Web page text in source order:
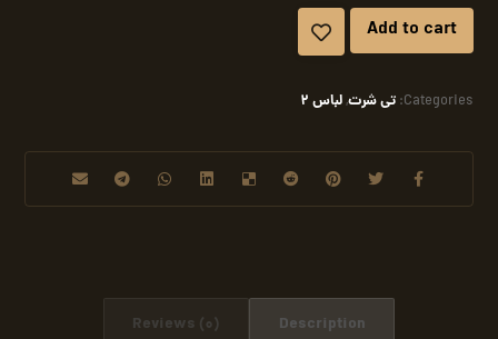
Add to cart
Categories: تی شرت,لباس 2
Description
Reviews (0)